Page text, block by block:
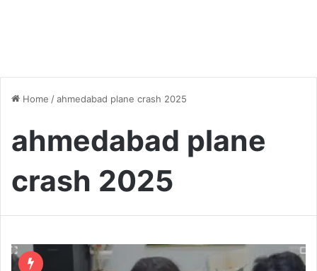
Home /ahmedabad plane crash 2025
ahmedabad plane
crash 2025